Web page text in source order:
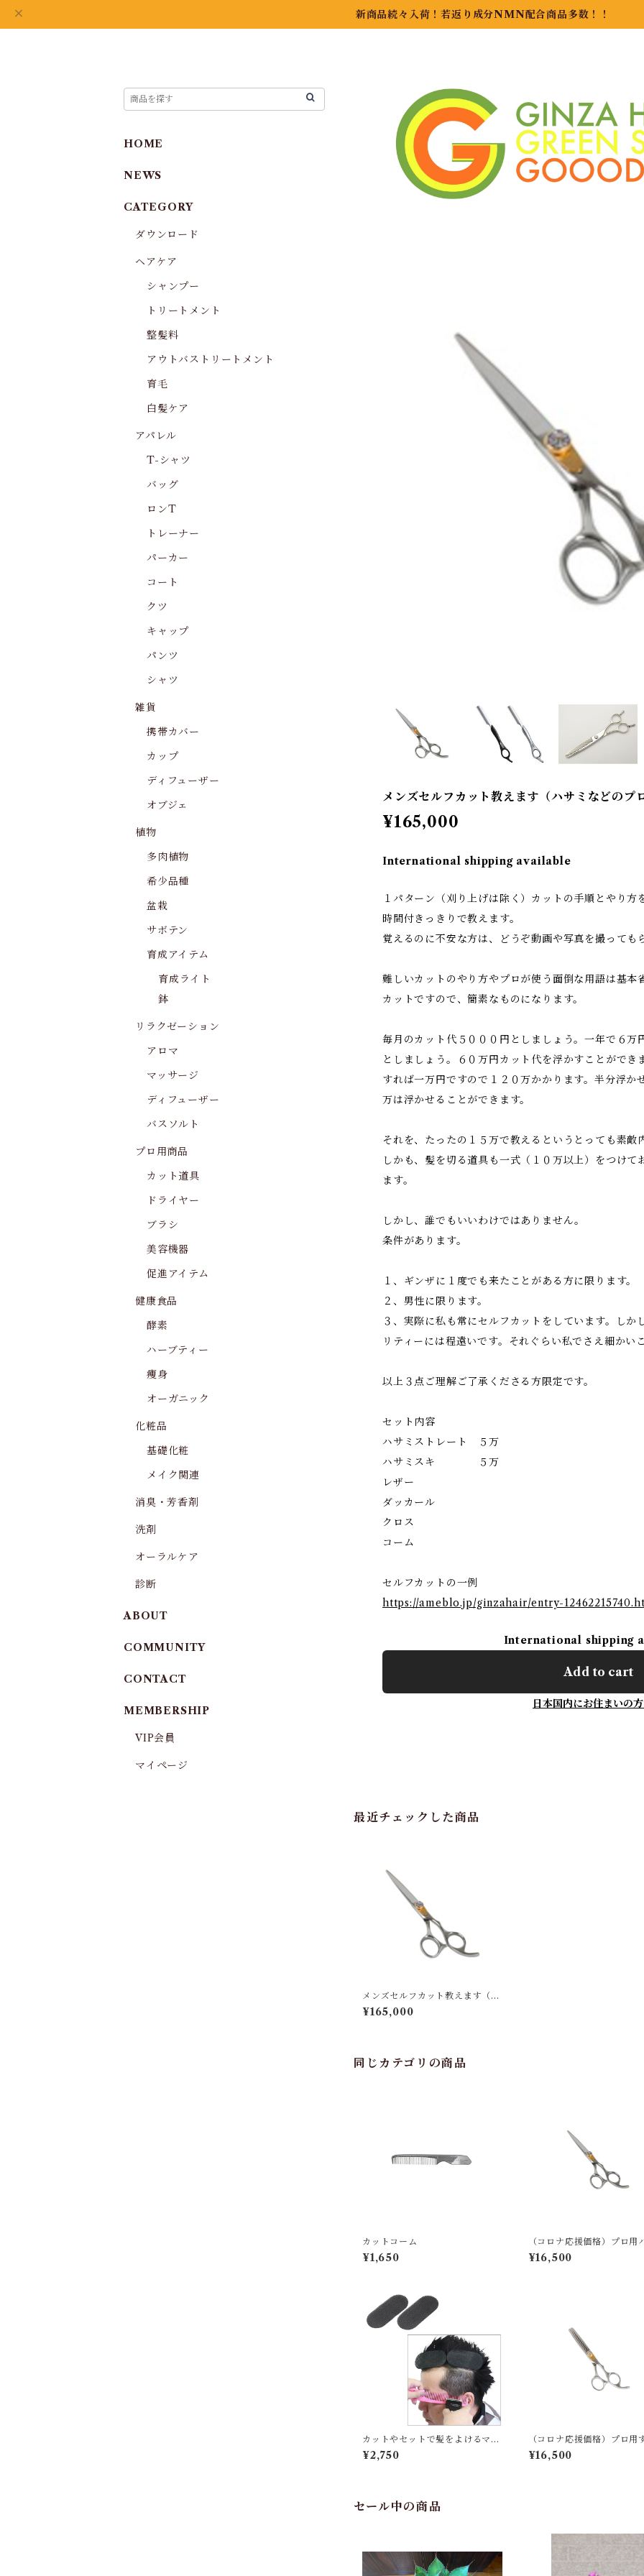
新商品続々入荷！若返り成分NMN配合商品多数！！
メンズセルフカット教えます（ハサミなどのプ
¥165,000
International shipping available
１パターン（刈り上げは除く）カットの手順とやり方
時間付きっきりで教えます。
覚えるのに不安な方は、どうぞ動画や写真を撮っても
難しいカットのやり方やプロが使う面倒な用語は基本
カットですので、簡素なものになります。
毎月のカット代５０００円としましょう。一年で６万
としましょう。６０万円カット代を浮かすことができ
すれば一万円ですので１２０万かかります。半分浮か
万は浮かせることができます。
それを、たったの１５万で教えるというとっても素敵
しかも、髪を切る道具も一式（１０万以上）をつけて
ます。
しかし、誰でもいいわけではありません。
条件があります。
１、ギンザに１度でも来たことがある方に限ります。
２、男性に限ります。
３、実際に私も常にセルフカットをしています。しか
リティーには程遠いです。それぐらい私でさえ細かい
以上３点ご理解ご了承くださる方限定です。
セット内容
ハサミストレート ５万
ハサミスキ ５万
レザー
ダッカール
クロス
コーム
セルフカットの一例
https://ameblo.jp/ginzahair/entry-
International shipping
Add to cart
日本国内にお住まいの
最近チェックした商品
メンズセルフカット教えます（ハ
サミなどのプロ推奨道具付き）
¥165,000
同じカテゴリの商品
カットコーム
¥1,650
（コロナ応援価格）プロ用
¥16,500
カットやセットで髪をよけるマジ
ックテープ６枚セット
¥2,750
（コロナ応援価格）プロ用
サミ
¥16,500
セール中の商品
HOME
NEWS
CATEGORY
ダウンロード
ヘアケア
シャンプー
トリートメント
整髪料
アウトバストリートメント
育毛
白髪ケア
アパレル
T-シャツ
バッグ
ロンT
トレーナー
パーカー
コート
クツ
キャップ
パンツ
シャツ
雑貨
携帯カバー
カップ
ディフューザー
オブジェ
植物
多肉植物
希少品種
盆栽
サボテン
育成アイテム
育成ライト
鉢
リラクゼーション
アロマ
マッサージ
ディフューザー
バスソルト
プロ用商品
カット道具
ドライヤー
ブラシ
美容機器
促進アイテム
健康食品
酵素
ハーブティー
痩身
オーガニック
化粧品
基礎化粧
メイク関連
消臭・芳香剤
洗剤
オーラルケア
診断
ABOUT
COMMUNITY
CONTACT
MEMBERSHIP
VIP会員
マイページ